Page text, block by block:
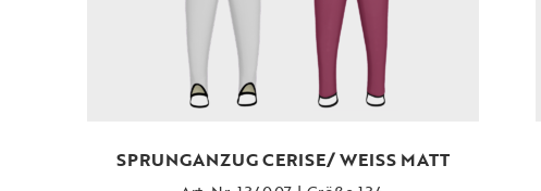
SPRUNGANZUG CERISE/ WEISS MATT